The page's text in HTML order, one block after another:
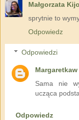
Małgorzata
sprytnie to
Odpowiedz
Odpowiedzi
Margaretkaw
Sama nie
ucząca
Odpowiedz